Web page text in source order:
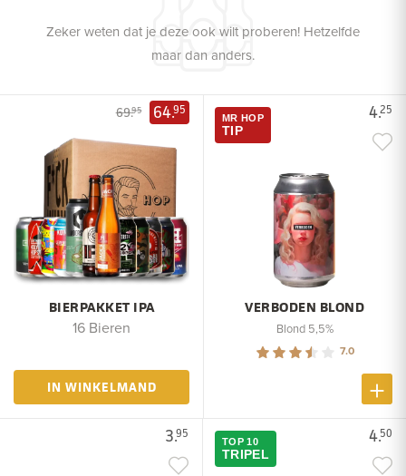
Zeker weten dat je deze ook wilt proberen! Hetzelfde
maar dan anders.
69.95 64.95
BIERPAKKET IPA
16 Bieren
IN WINKELMAND
4.25
MR HOP
TIP
VERBODEN BLOND
Blond 5,5%
7.0
3.95 4.50
TOP 10
TRIPEL